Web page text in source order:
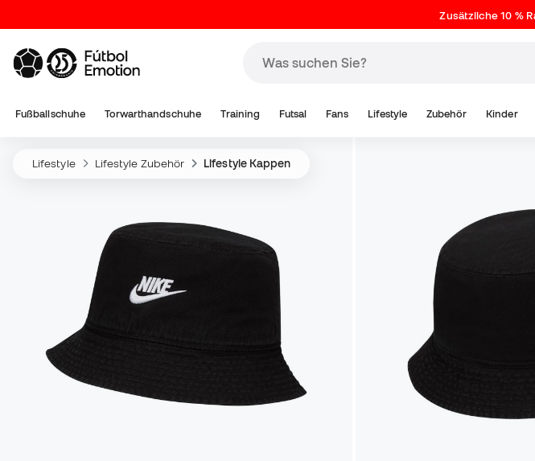
Zusätzliche 10 %
Fußballschuhe Torwarthandschuhe Training Futsal Fans Lifestyle Zubehör Kinder
Lifestyle Lifestyle Zubehör Lifestyle Kappen